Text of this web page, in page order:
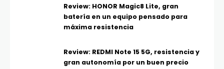
Review: HONOR Magic8 Lite, gran
batería en un equipo pensado para
máxima resistencia
Review: REDMI Note 15 5G, resistencia y
gran autonomía por un buen precio